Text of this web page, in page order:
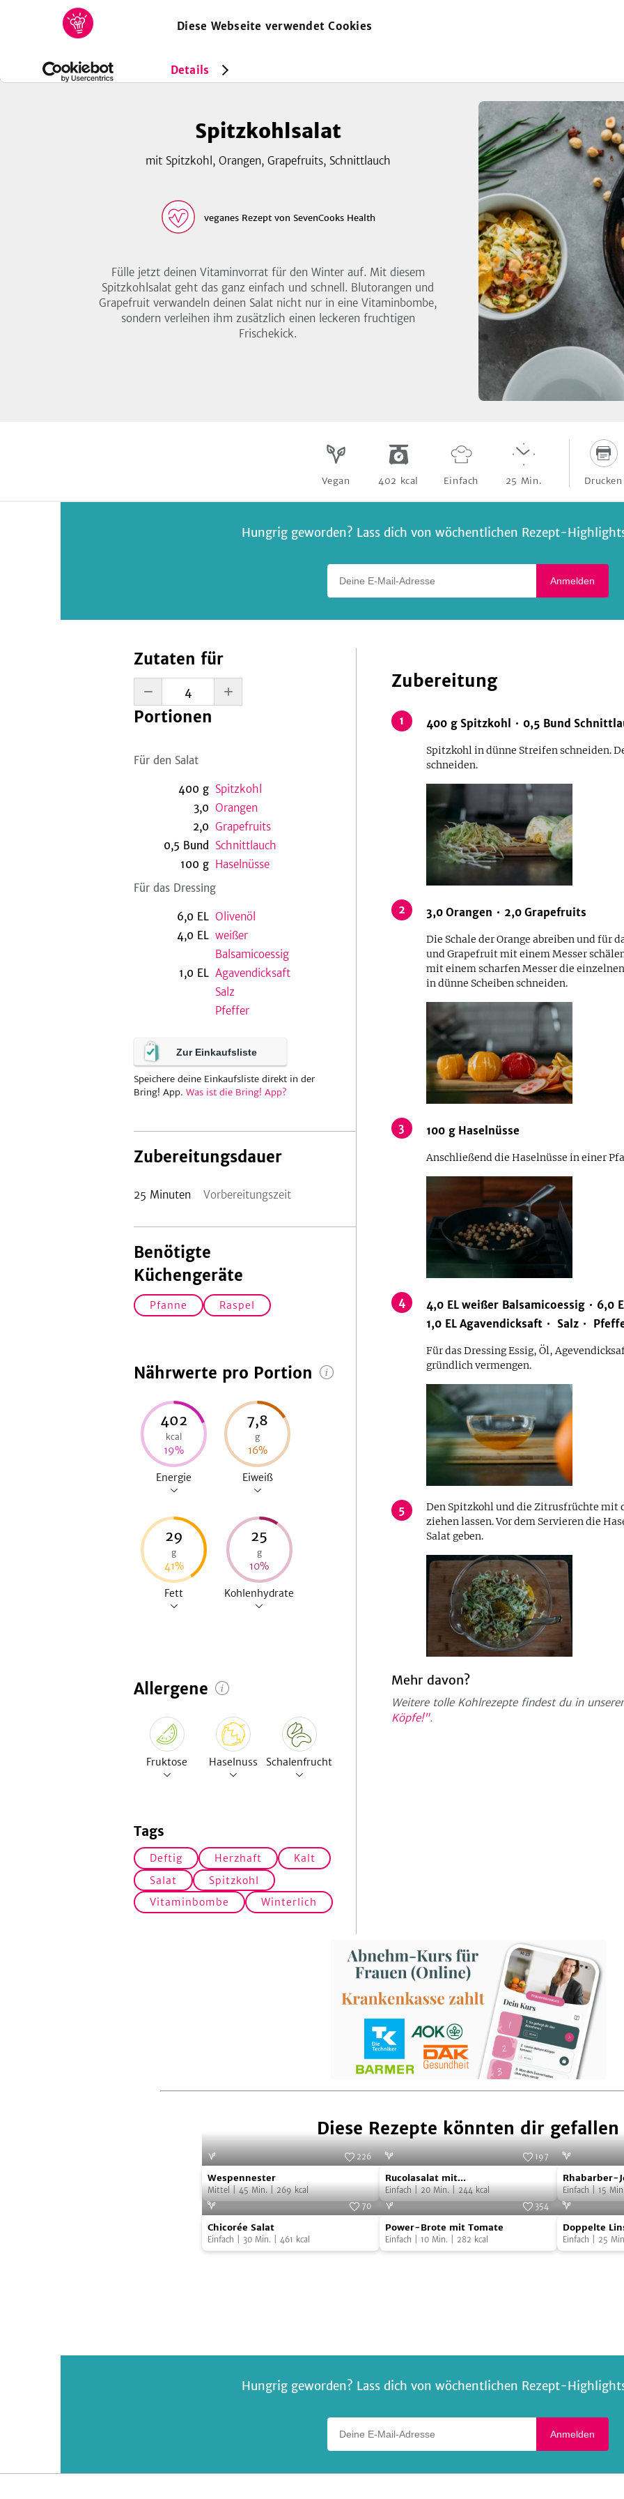
Diese Webseite verwendet Cookies
Details
REZEPTE SAMMLUNGEN MAGAZIN
Rezepte Vegan Spitzkohlsalat
Bild
3
zeigen
Spitzkohlsalat
mit Spitzkohl, Orangen, Grapefruits, Schnittlauch
veganes Rezeptvon SevenCooks Health
Fülle jetzt deinen Vitaminvorrat für den Winter auf. Mit diesem
Spitzkohlsalat geht das ganz einfach und schnell. Blutorangen und
Grapefruit verwandeln deinen Salat nicht nur in eine Vitaminbombe,
sondern verleihen ihm zusätzlich einen leckeren fruchtigen
Frischekick.
Vegan 402 kcal Einfach 25 Min. Drucken
Hungrig geworden? Lass dich von wöchentlichen Rezept-
Anmelden
Zutaten für
Portionen
Für den Salat
400 g Spitzkohl
3,0 Orangen
2,0 Grapefruits
0,5 Bund
Schnittlauch
100 g Haselnüsse
Für das Dressing
6,0 EL Olivenöl
4,0 EL weißer
Balsamicoessig
1,0 EL Agavendicksaft
Salz
Pfeffer
Zur Einkaufsliste
Speichere deine Einkaufsliste direkt in der
Bring! App. Was ist die Bring! App?
Zubereitungsdauer
25 Minuten Vorbereitungszeit
Benötigte
Küchengeräte
Pfanne Raspel
Nährwerte pro Portion
402
kcal
19%
Energie
7,8
g
16%
Eiweiß
29
g
41%
Fett
25
g
10%
Kohlenhydrate
Allergene
Fruktose Haselnuss Schalenfrucht
Tags
Deftig Herzhaft
Kalt
Salat
Spitzkohl
Vitaminbombe
Winterlich
Zubereitung
1 400 g Spitzkohl 0,5 Bund
Spitzkohl in dünne Streifen schneiden.
schneiden.
2 3,0 Orangen 2,0 Grapefruits
Die Schale der Orange abreiben und für
und Grapefruit mit einem Messer
mit einem scharfen Messer die
in dünne Scheiben schneiden.
3 100 g Haselnüsse
Anschließend die Haselnüsse in einer
4 4,0 EL weißer Balsamicoessig 6,0
1,0 EL Agavendicksaft Salz
Für das Dressing Essig, Öl,
gründlich vermengen.
5
Den Spitzkohl und die Zitrusfrüchte mit
ziehen lassen. Vor dem Servieren die
Salat geben.
Mehr davon?
Weitere tolle Kohlrezepte findest du in
Köpfe!".
Diese Rezepte könnten dir gefallen
Wespennester
226
Wespennester
Mittel 45 Min.| 269 kcal
Rucolasalat
mit
Johannisbeerdressing
197
Rucolasalat mit
Johannisbeerdressing
Einfach| 20 Min.| 244kcal
Rhabarber-
Joghurt-
Drink
Rhabarber-
Einfach| 15
Chicorée
Salat
70
Chicorée Salat
Einfach 30 Min. 461 kcal
Power-
Brote
mit
354
Power-Brote mit Tomate
Einfach 10 Min. 282 kcal
Doppelte
Linsensuppe
mit
Doppelte
Paprika-Chili
Einfach 25
Hungrig geworden? Lass dich von wöchentlichen Rezept-
Anmelden